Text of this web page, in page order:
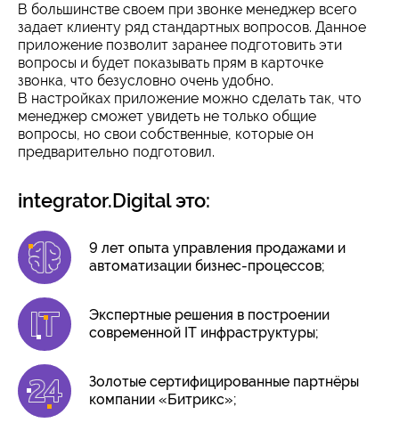
В большинстве своем при звонке менеджер всего
задает клиенту ряд стандартных вопросов. Данное
приложение позволит заранее подготовить эти
вопросы и будет показывать прям в карточке
звонка, что безусловно очень удобно.
В настройках приложение можно сделать так, что
менеджер сможет увидеть не только общие
вопросы, но свои собственные, которые он
предварительно подготовил.
integrator.Digital это:
9 лет опыта управления продажами и
автоматизации бизнес-процессов;
Экспертные решения в построении
современной IT инфраструктуры;
Золотые сертифицированные партнёры
компании «Битрикс»;